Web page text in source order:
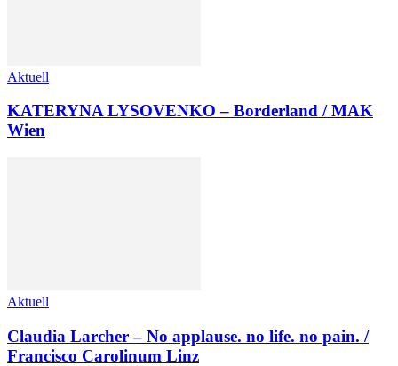
Aktuell
KATERYNA LYSOVENKO – Borderland / MAK
Wien
Aktuell
Claudia Larcher – No applause. no life. no pain. /
Francisco Carolinum Linz